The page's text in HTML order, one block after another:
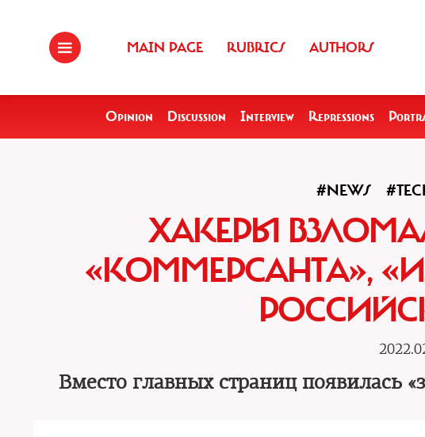
MAIN PAGE RUBRICS AUTHORS
Opinion Discussion Interview Repressions
#NEWS
ХАКЕРЫ
«КОММЕРСАНТА»,
Вместо главных страниц появилась